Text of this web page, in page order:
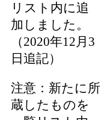
リスト内に追
加しました。
（2020年12月3
日追記）
注意：新たに所
蔵したものを